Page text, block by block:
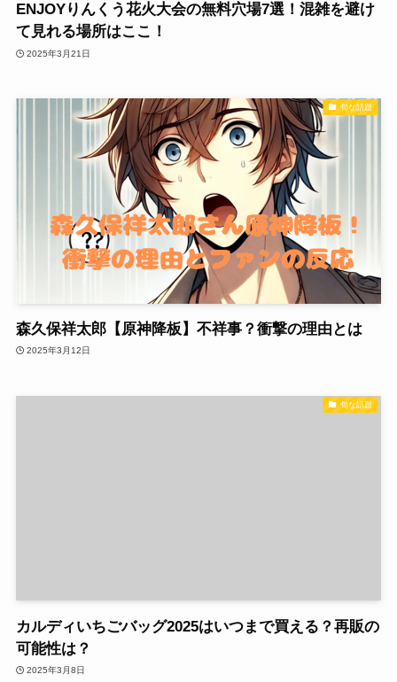
ENJOYりんくう花火大会の無料穴場7選！混雑を避け
て見れる場所はここ！
2025年3月21日
旬な話題
森久保祥太郎【原神降板】不祥事？衝撃の理由とは
2025年3月12日
旬な話題
カルディいちごバッグ2025はいつまで買える？再販の
可能性は？
2025年3月8日